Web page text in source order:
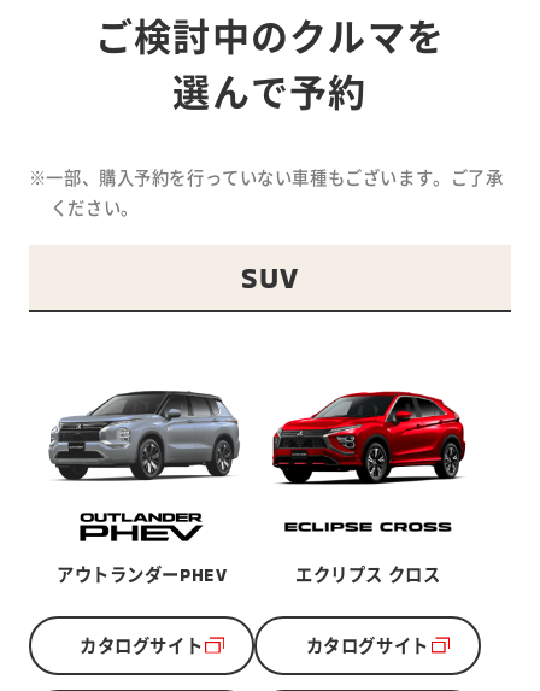
ご検討中のクルマを
選んで予約
※一部、購入予約を行っていない車種もございます。ご了承
ください。
SUV
アウトランダーPHEV
カタログサイト
エクリプス クロス
カタログサイト